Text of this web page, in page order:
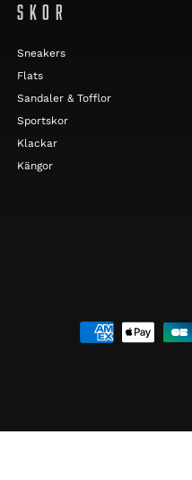
SKOR
Sneakers
Flats
Sandaler & Tofflor
Sportskor
Klackar
Kängor